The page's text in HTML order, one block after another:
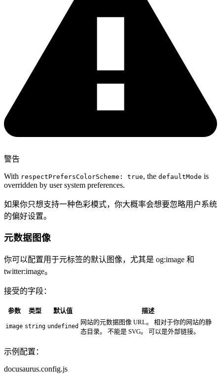
警告
With respectPrefersColorScheme: true, the defaultMode is
overridden by user system preferences.
如果你只想支持一种色彩模式，你大概率会想要忽略用户系统
的偏好设置。
元数据图像
你可以配置用于元标签的默认图像，尤其是 og:image 和
twitter:image。
接受的字段：
参数 类型 默认值 描述
image string undefined
网站的元数据图像 URL。 相对于你的网站的静
态目录。 不能是 SVG。 可以是外部链接。
示例配置：
docusaurus.config.js